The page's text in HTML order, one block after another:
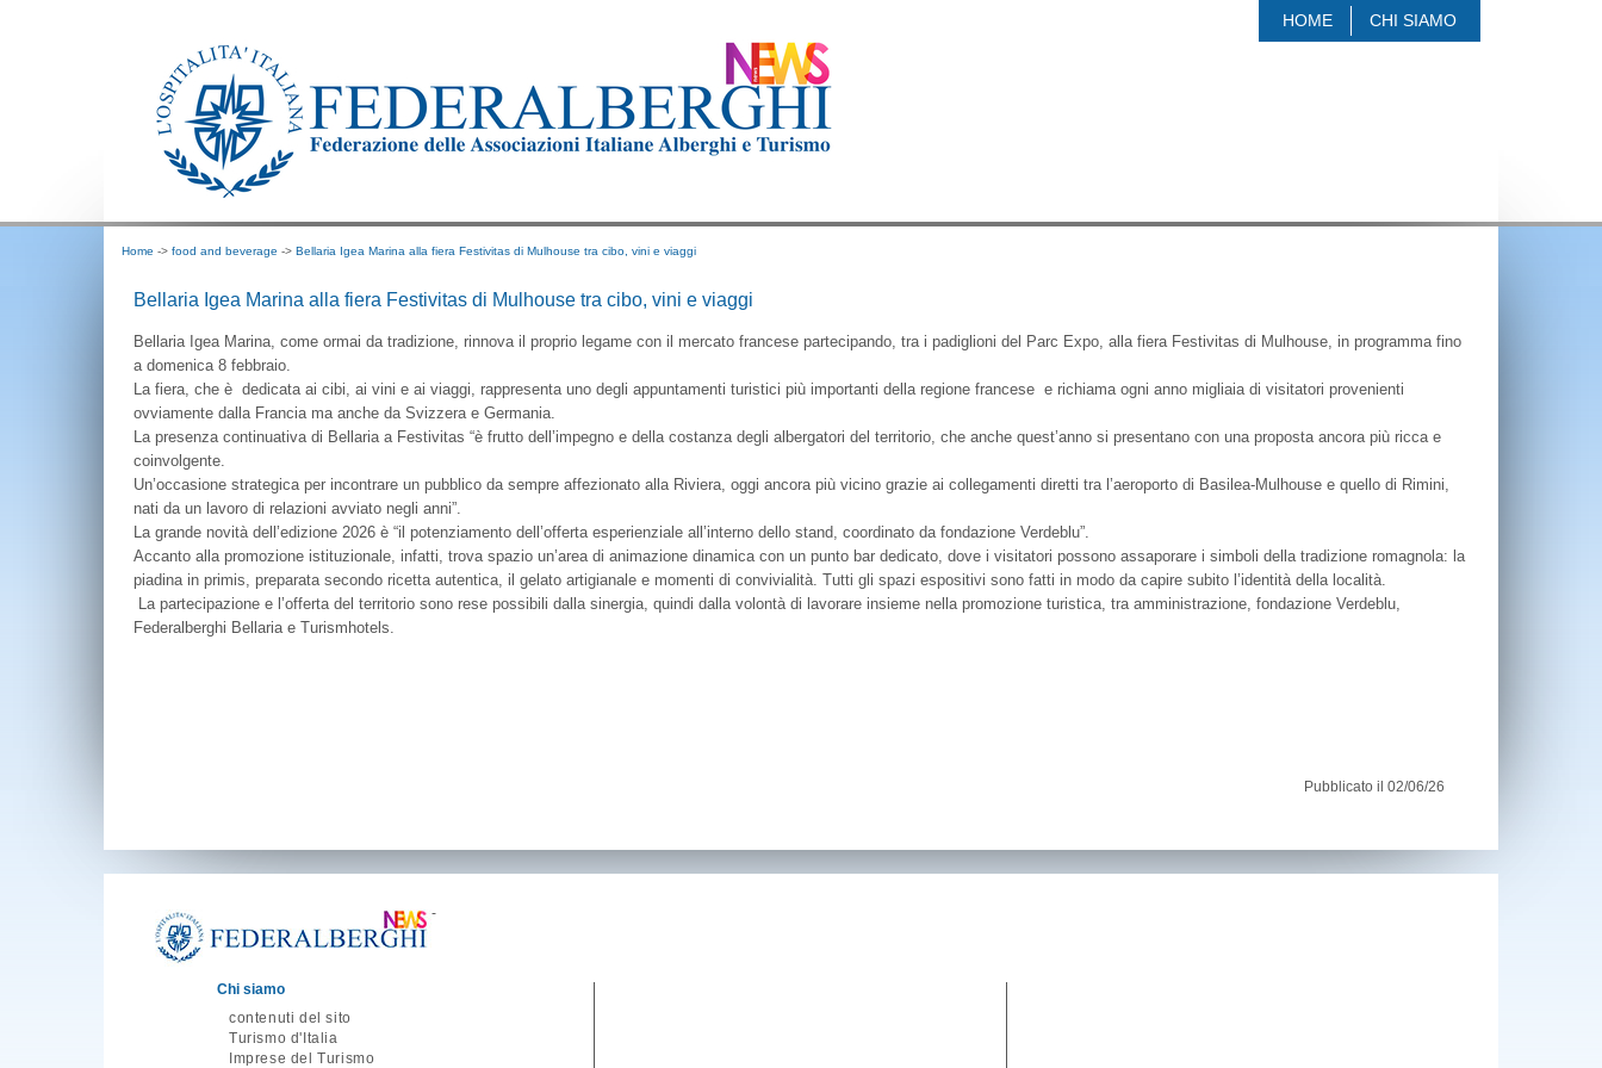
HOME CHI SIAMO
Home -> food and beverage -> Bellaria Igea Marina alla fiera Festivitas di Mulhouse tra cibo, vini e viaggi
Bellaria Igea Marina alla fiera Festivitas di Mulhouse tra cibo, vini e viaggi
Bellaria Igea Marina, come ormai da tradizione, rinnova il proprio legame con il mercato francese partecipando, tra i padiglioni del Parc Expo, alla fiera Festivitas di Mulhouse, in programma fino
a domenica 8 febbraio.
La fiera, che è dedicata ai cibi, ai vini e ai viaggi, rappresenta uno degli appuntamenti turistici più importanti della regione francese e richiama ogni anno migliaia di visitatori provenienti
ovviamente dalla Francia ma anche da Svizzera e Germania.
La presenza continuativa di Bellaria a Festivitas “è frutto dell’impegno e della costanza degli albergatori del territorio, che anche quest’anno si presentano con una proposta ancora più ricca e
coinvolgente.
Un’occasione strategica per incontrare un pubblico da sempre affezionato alla Riviera, oggi ancora più vicino grazie ai collegamenti diretti tra l’aeroporto di Basilea-Mulhouse e quello di Rimini,
nati da un lavoro di relazioni avviato negli anni”.
La grande novità dell’edizione 2026 è “il potenziamento dell’offerta esperienziale all’interno dello stand, coordinato da fondazione Verdeblu”.
Accanto alla promozione istituzionale, infatti, trova spazio un’area di animazione dinamica con un punto bar dedicato, dove i visitatori possono assaporare i simboli della tradizione romagnola: la
piadina in primis, preparata secondo ricetta autentica, il gelato artigianale e momenti di convivialità. Tutti gli spazi espositivi sono fatti in modo da capire subito l’identità della località.
La partecipazione e l’offerta del territorio sono rese possibili dalla sinergia, quindi dalla volontà di lavorare insieme nella promozione turistica, tra amministrazione, fondazione Verdeblu,
Federalberghi Bellaria e Turismhotels.
Pubblicato il 02/06/26
-
Chi siamo
contenuti del sito
Turismo d'Italia
Imprese del Turismo